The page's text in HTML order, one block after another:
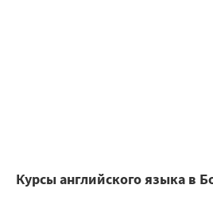
Курсы английского языка в